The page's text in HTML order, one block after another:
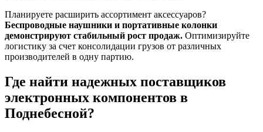
Планируете расширить ассортимент аксессуаров?
Беспроводные наушники и портативные колонки
демонстрируют стабильный рост продаж. Оптимизируйте
логистику за счет консолидации грузов от различных
производителей в одну партию.
Где найти надежных поставщиков
электронных компонентов в
Поднебесной?